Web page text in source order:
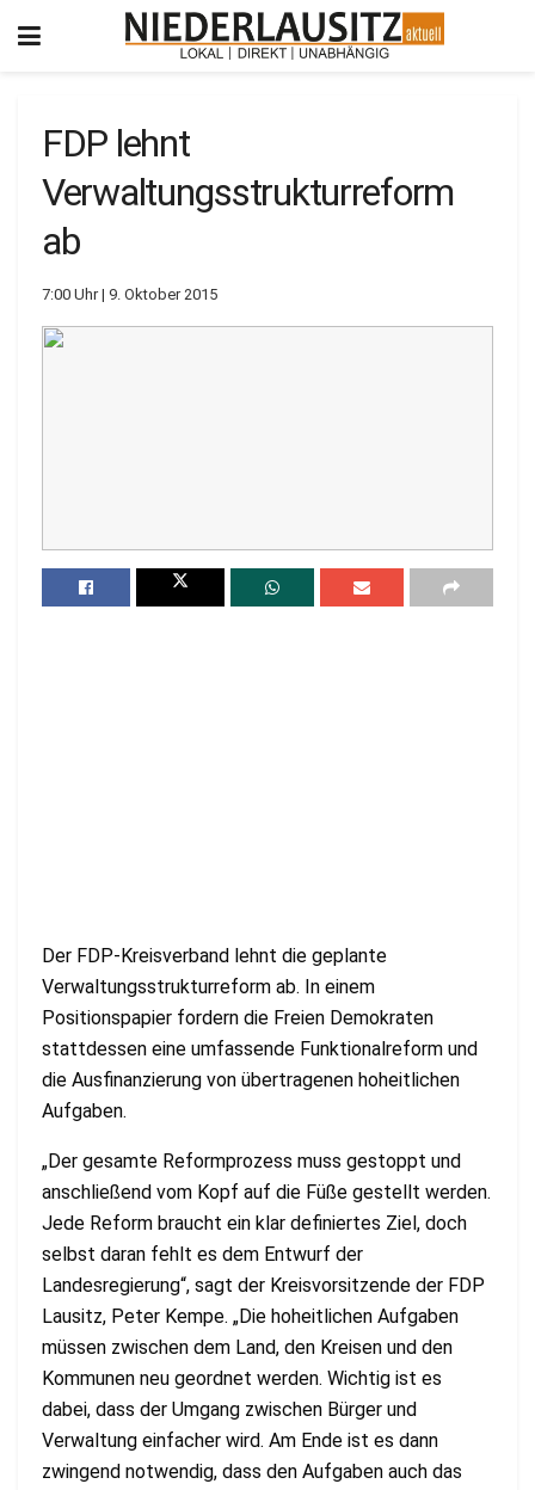
FDP lehnt
Verwaltungsstrukturreform
ab
7:00 Uhr | 9. Oktober 2015
Der FDP-Kreisverband lehnt die geplante
Verwaltungsstrukturreform ab. In einem
Positionspapier fordern die Freien Demokraten
stattdessen eine umfassende Funktionalreform und
die Ausfinanzierung von übertragenen hoheitlichen
Aufgaben.
„Der gesamte Reformprozess muss gestoppt und
anschließend vom Kopf auf die Füße gestellt werden.
Jede Reform braucht ein klar definiertes Ziel, doch
selbst daran fehlt es dem Entwurf der
Landesregierung“, sagt der Kreisvorsitzende der FDP
Lausitz, Peter Kempe. „Die hoheitlichen Aufgaben
müssen zwischen dem Land, den Kreisen und den
Kommunen neu geordnet werden. Wichtig ist es
dabei, dass der Umgang zwischen Bürger und
Verwaltung einfacher wird. Am Ende ist es dann
zwingend notwendig, dass den Aufgaben auch das